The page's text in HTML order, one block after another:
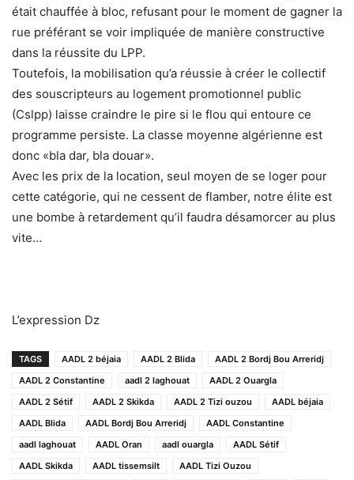
était chauffée à bloc, refusant pour le moment de gagner la
rue préférant se voir impliquée de manière constructive
dans la réussite du LPP.
Toutefois, la mobilisation qu’a réussie à créer le collectif
des souscripteurs au logement promotionnel public
(Cslpp) laisse craindre le pire si le flou qui entoure ce
programme persiste. La classe moyenne algérienne est
donc «bla dar, bla douar».
Avec les prix de la location, seul moyen de se loger pour
cette catégorie, qui ne cessent de flamber, notre élite est
une bombe à retardement qu’il faudra désamorcer au plus
vite…
L’expression Dz
TAGS AADL 2 béjaia AADL 2 Blida
AADL 2 Bordj Bou Arreridj
AADL 2 Constantine
aadl 2 laghouat
AADL 2 Ouargla
AADL 2 Sétif
AADL 2 Skikda AADL 2 Tizi ouzou
AADL béjaia
AADL Blida
AADL Bordj Bou Arreridj
AADL Constantine
aadl laghouat
AADL Oran aadl ouargla
AADL Sétif
AADL Skikda
AADL tissemsilt
AADL Tizi Ouzou